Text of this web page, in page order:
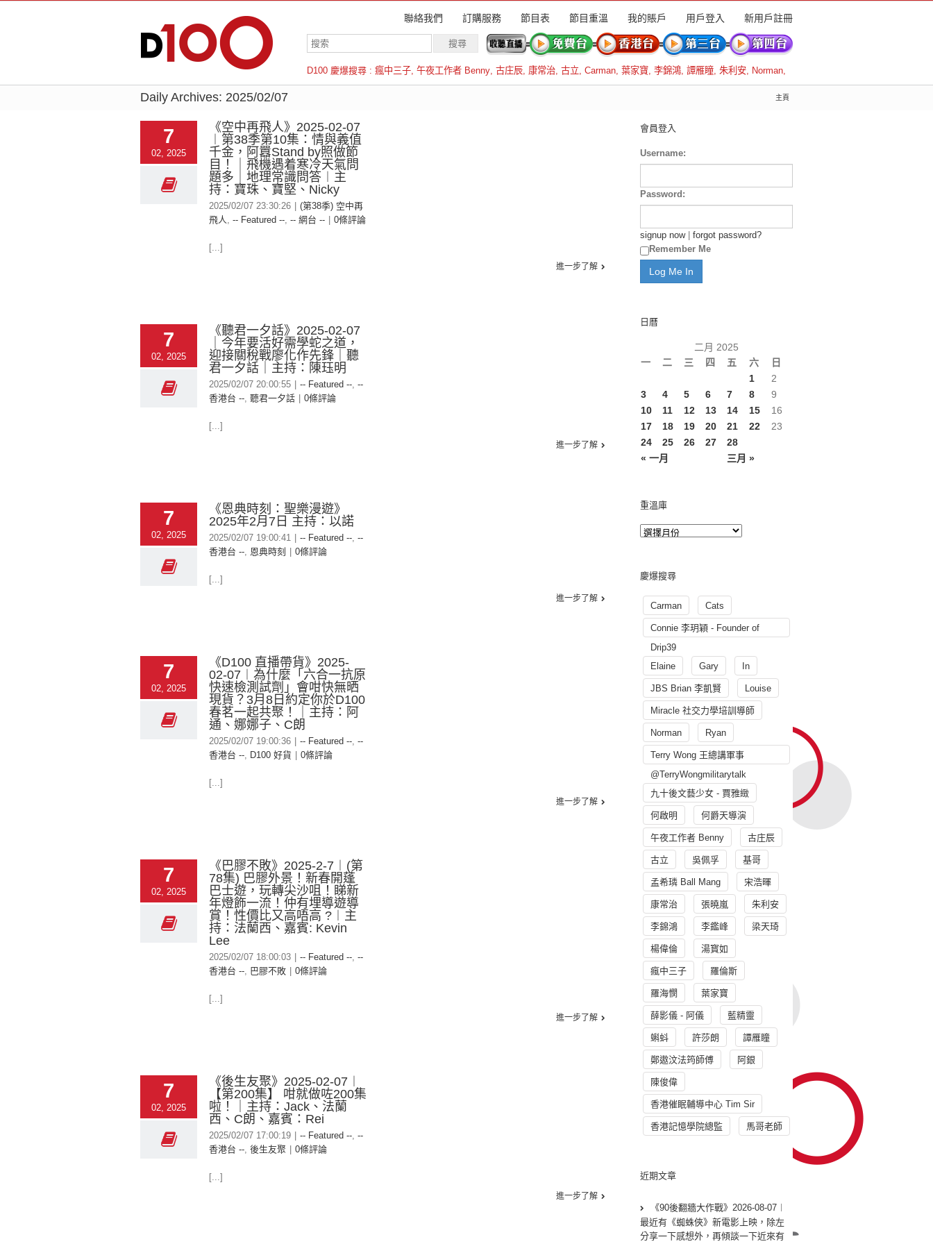
聯絡我們 訂購服務 節目表 節目重溫 我的賬戶 用戶登入 新用戶註冊
D100 慶爆搜尋 : 瘋中三子, 午夜工作者 Benny, 古庄辰, 康常治, 古立, Carman, 葉家寶, 李錦鴻, 譚雁瞳, 朱利安, Norman,
羅倫斯
Daily Archives: 2025/02/07 主頁
7
02, 2025
《空中再飛人》2025-02-07
︱第38季第10集：情與義值
千金，阿囂Stand by照做節
目！｜飛機遇着寒冷天氣問
題多｜地理常識問答︱主
持：寶珠、寶堅、Nicky
2025/02/07 23:30:26
(第38季) 空中再
飛人, -- Featured --, -- 網台 -- 0條評論
[...]
進一步了解
7
02, 2025
《聽君一夕話》2025-02-07
｜今年要活好需學蛇之道，
迎接關稅戰廖化作先鋒｜聽
君一夕話｜主持：陳珏明
2025/02/07 20:00:55 -- Featured --, --
香港台 --, 聽君一夕話 0條評論
[...]
進一步了解
7
02, 2025
《恩典時刻：聖樂漫遊》
2025年2月7日 主持：以諾
2025/02/07 19:00:41 -- Featured --, --
香港台 --, 恩典時刻 0條評論
[...]
進一步了解
7
02, 2025
《D100 直播帶貨》2025-
02-07︱為什麼「六合一抗原
快速檢測試劑」會咁快無晒
現貨？3月8日約定你於D100
春茗一起共聚！｜主持：阿
通、娜娜子、C朗
2025/02/07 19:00:36 -- Featured --, --
香港台 --, D100 好貨 0條評論
[...]
進一步了解
7
02, 2025
《巴膠不敗》2025-2-7︱(第
78集) 巴膠外景！新春開蓬
巴士遊，玩轉尖沙咀！睇新
年燈飾一流！仲有埋導遊導
賞！性價比又高唔高 ?︱主
持：法蘭西、嘉賓: Kevin
Lee
2025/02/07 18:00:03 -- Featured --, --
香港台 --, 巴膠不敗 0條評論
[...]
進一步了解
7
02, 2025
《後生友聚》2025-02-07︱
【第200集】 咁就做咗200集
啦！｜主持：Jack、法蘭
西、C朗、嘉賓：Rei
2025/02/07 17:00:19 -- Featured --, --
香港台 --, 後生友聚 0條評論
[...]
進一步了解
會員登入
Username:
Password:
signup now| forgot password?
Remember Me
日曆
二月 2025
一
二 三 四 五 六 日
« 一月 三月 »
1
2
3
4 5 6 7 8
9
10
11 12 13 14 15
16
17
18 19 20 21 22
23
24
25 26 27 28
重溫庫
慶爆搜尋
Carman Cats
Connie 李玥穎 - Founder of
Drip39
Elaine
Gary In
JBS Brian 李凱賢 Louise
Miracle 社交力學培訓導師
Norman Ryan
Terry Wong 王總講軍事
@TerryWongmilitarytalk
九十後文藝少女 - 賈雅緻
何啟明 何爵天導演
午夜工作者 Benny 古庄辰
古立 吳佩孚 基哥
孟希璘 Ball Mang 宋浩暉
康常治 張曉嵐 朱利安
李錦鴻 李鑑峰 梁天琦
楊偉倫 湯寳如
瘋中三子 羅倫斯
羅海憫 葉家寶
薛影儀 - 阿儀 藍精靈
蝌蚪 許莎朗 譚雁瞳
鄭遨汶法筠師傅 阿銀
陳俊偉
香港催眠輔導中心 Tim Sir
香港記憶學院總監 馬哥老師
近期文章
《90後翻牆大作戰》2026-08-07︱
最近有《蜘蛛俠》新電影上映，除左
分享一下感想外，再傾談一下近來有